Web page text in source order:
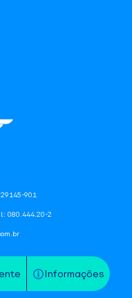
Informações
901
080.444.20-2